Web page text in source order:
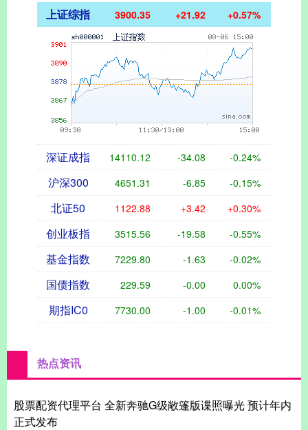
上证综指 3900.35 +21.92 +0.57%
深证成指 14110.12 -34.08 -0.24%
沪深300 4651.31 -6.85 -0.15%
北证50 1122.88 +3.42 +0.30%
创业板指 3515.56 -19.58 -0.55%
基金指数 7229.80 -1.63 -0.02%
国债指数 229.59 -0.00 0.00%
期指IC0 7730.00 -1.00 -0.01%
热点资讯
股票配资代理平台 全新奔驰G级敞篷版谍照曝光 预计年内
正式发布